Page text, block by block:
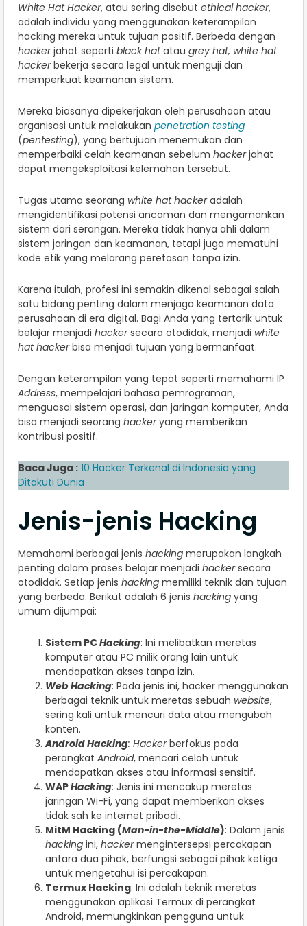
White Hat Hacker, atau sering disebut ethical hacker,
adalah individu yang menggunakan keterampilan
hacking mereka untuk tujuan positif. Berbeda dengan
hackerjahat seperti black hatatau grey hat, white hat
hackerbekerja secara legal untuk menguji dan
memperkuat keamanan sistem.
Mereka biasanya dipekerjakan oleh perusahaan atau
organisasi untuk melakukan penetration testing
(pentesting), yang bertujuan menemukan dan
memperbaiki celah keamanan sebelum hackerjahat
dapat mengeksploitasi kelemahan tersebut.
Tugas utama seorang white hat hackeradalah
mengidentifikasi potensi ancaman dan mengamankan
sistem dari serangan. Mereka tidak hanya ahli dalam
sistem jaringan dan keamanan, tetapi juga mematuhi
kode etik yang melarang peretasan tanpa izin.
Karena itulah, profesi ini semakin dikenal sebagai salah
satu bidang penting dalam menjaga keamanan data
perusahaan di era digital. Bagi Anda yang tertarik untuk
belajar menjadi hackersecara otodidak, menjadi white
hat hackerbisa menjadi tujuan yang bermanfaat.
Dengan keterampilan yang tepat seperti memahami IP
Address, mempelajari bahasa pemrograman,
menguasai sistem operasi, dan jaringan komputer, Anda
bisa menjadi seorang hackeryang memberikan
kontribusi positif.
Baca Juga : 10 Hacker Terkenal di Indonesia yang
Ditakuti Dunia
Jenis-jenis Hacking
Memahami berbagai jenis hacking merupakan langkah
penting dalam proses belajar menjadi hackersecara
otodidak. Setiap jenis hacking memiliki teknik dan tujuan
yang berbeda. Berikut adalah 6 jenis hacking yang
umum dijumpai:
Sistem PCHacking: Ini melibatkan meretas
komputer atau PC milik orang lain untuk
mendapatkan akses tanpa izin.
Web Hacking: Pada jenis ini, hacker menggunakan
berbagai teknik untuk meretas sebuah website,
sering kali untuk mencuri data atau mengubah
konten.
Android Hacking: Hackerberfokus pada
perangkat Android, mencari celah untuk
mendapatkan akses atau informasi sensitif.
WAPHacking: Jenis ini mencakup meretas
jaringan Wi-Fi, yang dapat memberikan akses
tidak sah ke internet pribadi.
MitM Hacking (Man-in-the-Middle): Dalam jenis
hacking ini, hackermengintersepsi percakapan
antara dua pihak, berfungsi sebagai pihak ketiga
untuk mengetahui isi percakapan.
Termux Hacking: Ini adalah teknik meretas
menggunakan aplikasi Termux di perangkat
Android, memungkinkan pengguna untuk